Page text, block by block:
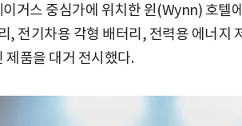
거스 중심가에 위치한 윈(Wynn) 호텔
, 전기차용 각형 배터리, 전력용 에너지
제품을 대거 전시했다.